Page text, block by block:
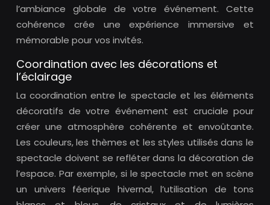
l’ambiance globale de votre événement. Cette
cohérence crée une expérience immersive et
mémorable pour vos invités.
Coordination avec les décorations et
l’éclairage
La coordination entre le spectacle et les éléments
décoratifs de votre événement est cruciale pour
créer une atmosphère cohérente et envoûtante.
Les couleurs, les thèmes et les styles utilisés dans le
spectacle doivent se refléter dans la décoration de
l’espace. Par exemple, si le spectacle met en scène
un univers féerique hivernal, l’utilisation de tons